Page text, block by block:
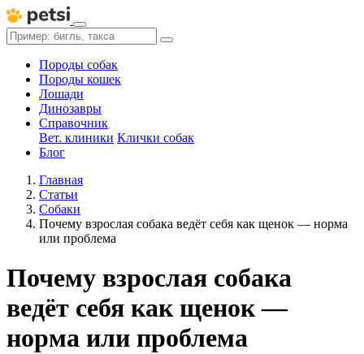
Породы собак
Породы кошек
Лошади
Динозавры
Справочник
Вет. клиники Клички собак
Блог
Главная
Статьи
Собаки
Почему взрослая собака ведёт себя как щенок — норма
или проблема
Почему взрослая собака
ведёт себя как щенок —
норма или проблема